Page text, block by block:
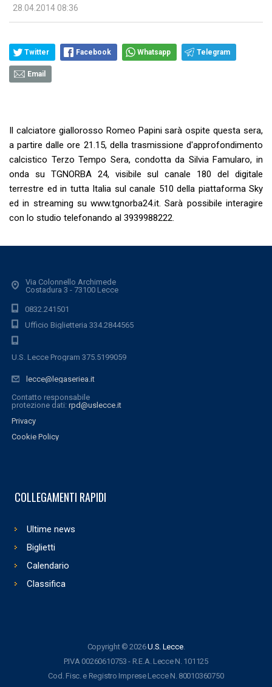
28.04.2014 08:36
Twitter Facebook Whatsapp Telegram
Email
Il calciatore giallorosso Romeo Papini sarà ospite questa sera,
a partire dalle ore 21.15, della trasmissione d'approfondimento
calcistico Terzo Tempo Sera, condotta da Silvia Famularo, in
onda su TGNORBA 24, visibile sul canale 180 del digitale
terrestre ed in tutta Italia sul canale 510 della piattaforma Sky
ed in streaming su www.tgnorba24.it. Sarà possibile interagire
con lo studio telefonando al 3939988222.
Via Colonnello Archimede
Costadura 3 - 73100 Lecce
0832.241501
Ufficio Biglietteria 334.2844565
U.S. Lecce Program 375.5199059
lecce@legaseriea.it
Contatto responsabile
protezione dati: rpd@uslecce.it
Privacy
Cookie Policy
COLLEGAMENTI RAPIDI
Ultime news
Biglietti
Calendario
Classifica
Copyright © 2026U.S. Lecce.
P.IVA 00260610753 - R.E.A. Lecce N. 101125
Cod. Fisc. e Registro Imprese Lecce N. 80010360750